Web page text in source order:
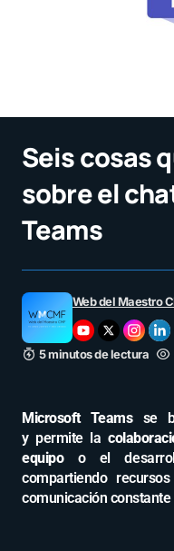
Seis cosas
sobre el
Teams
Web del Maestro
5 minutos de lectura
Microsoft Teamsse
y permite la
equipoo el
compartiendo
comunicación